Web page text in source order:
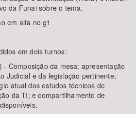
da Funai sobre o tema.
em alta no g1
em dois turnos:
- Composição da mesa; apresentação
Judicial e da legislação pertinente;
atual dos estudos técnicos de
da TI; e compartilhamento de